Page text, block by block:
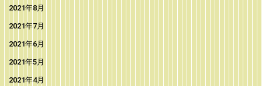
2021年8月
2021年7月
2021年6月
2021年5月
2021年4月